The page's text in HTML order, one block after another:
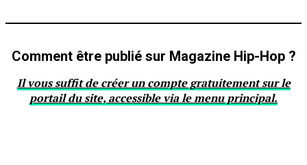
Comment être publié sur Magazine Hip-Hop ?
Il vous suffit de créer un compte gratuitement sur le
portail du site, accessible via le menu principal.